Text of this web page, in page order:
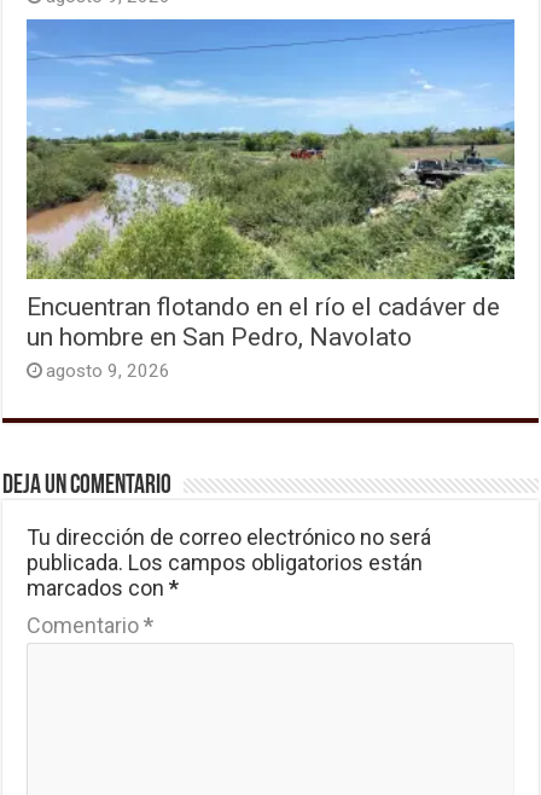
Encuentran flotando en el río el cadáver de
un hombre en San Pedro, Navolato
agosto 9, 2026
Deja un comentario
Tu dirección de correo electrónico no será
publicada. Los campos obligatorios están
marcados con*
Comentario*